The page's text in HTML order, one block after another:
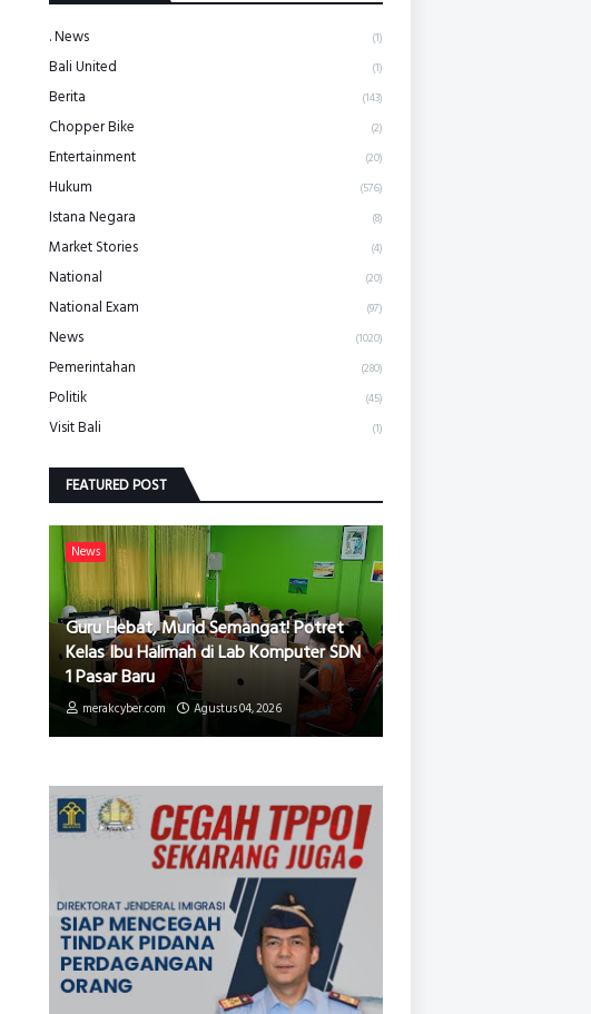
. News (1)
Bali United (1)
Berita (143)
Chopper Bike (2)
Entertainment (20)
Hukum (576)
Istana Negara (8)
Market Stories (4)
National (20)
National Exam (97)
News (1020)
Pemerintahan (280)
Politik (45)
Visit Bali (1)
FEATURED POST
News
Guru Hebat, Murid Semangat! Potret
Kelas Ibu Halimah di Lab Komputer SDN
1 Pasar Baru
merakcyber.com Agustus 04, 2026